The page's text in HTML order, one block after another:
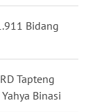
Bidang
Tapteng
Binasi